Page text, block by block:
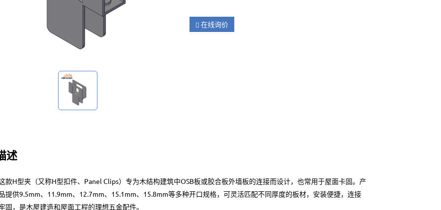
在线询价
述
款H型夹（又称H型扣件、Panel Clips）专为木结构建筑中OSB板或胶合板外墙板的连接而设计，也常用于屋面卡固。产
提供9.5mm、11.9mm、12.7mm、15.1mm、15.8mm等多种开口规格，可灵活匹配不同厚度的板材，安装便捷，连接
固，是木屋建造和屋面工程的理想五金配件。